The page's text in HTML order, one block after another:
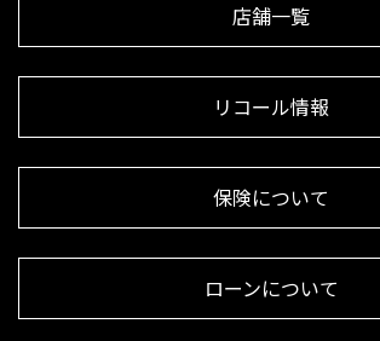
店舗一覧
リコール情報
保険について
ローンについて